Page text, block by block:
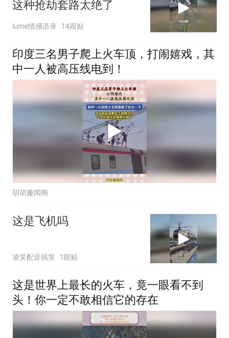
这种抢劫套路太绝了
lume情感语录 14跟贴
印度三名男子爬上火车顶，打闹嬉戏，其
中一人被高压线电到！
胡胡趣闻阁
这是飞机吗
凌笑配音搞笑 1跟贴
这是世界上最长的火车，竟一眼看不到
头！你一定不敢相信它的存在